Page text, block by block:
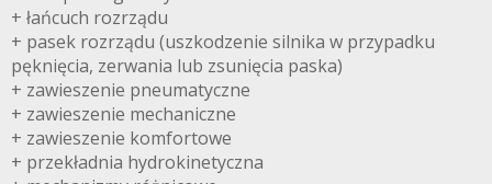
+ łańcuch rozrządu
+ pasek rozrządu (uszkodzenie silnika w przypadku
pęknięcia, zerwania lub zsunięcia paska)
+ zawieszenie pneumatyczne
+ zawieszenie mechaniczne
+ zawieszenie komfortowe
+ przekładnia hydrokinetyczna